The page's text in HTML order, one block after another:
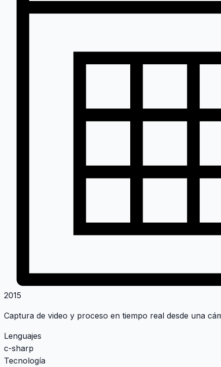
2015
Captura de video y proceso en tiempo real desde una
Lenguajes
c-sharp
Tecnología